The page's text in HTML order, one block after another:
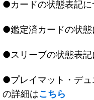
●カードの状態表記に
●鑑定済カードの状
●スリーブの状態表
●プレイマット・デュ
の詳細はこちら